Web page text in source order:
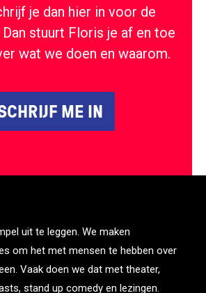
je dan hier in voor de
stuurt Floris je af en toe
wat we doen en waarom.
ME IN
uit te leggen. We maken
om het met mensen te hebben over
Vaak doen we dat met theater,
stand up comedy en lezingen.